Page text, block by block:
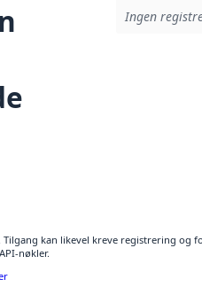
Ingen
kan likevel kreve registrering og
nøkler.